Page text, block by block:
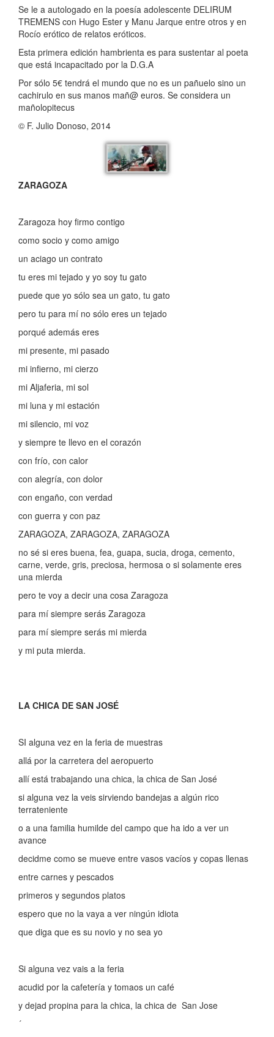
Se le a autologado en la poesía adolescente DELIRUM
TREMENS con Hugo Ester y Manu Jarque entre otros y en
Rocío erótico de relatos eróticos.
Esta primera edición hambrienta es para sustentar al poeta
que está incapacitado por la D.G.A
Por sólo 5€ tendrá el mundo que no es un pañuelo sino un
cachirulo en sus manos mañ@ euros. Se considera un
mañolopitecus
© F. Julio Donoso, 2014
ZARAGOZA
Zaragoza hoy firmo contigo
como socio y como amigo
un aciago un contrato
tu eres mi tejado y yo soy tu gato
puede que yo sólo sea un gato, tu gato
pero tu para mí no sólo eres un tejado
porqué además eres
mi presente, mi pasado
mi infierno, mi cierzo
mi Aljaferia, mi sol
mi luna y mi estación
mi silencio, mi voz
y siempre te llevo en el corazón
con frío, con calor
con alegría, con dolor
con engaño, con verdad
con guerra y con paz
ZARAGOZA, ZARAGOZA, ZARAGOZA
no sé si eres buena, fea, guapa, sucia, droga, cemento,
carne, verde, gris, preciosa, hermosa o si solamente eres
una mierda
pero te voy a decir una cosa Zaragoza
para mí siempre serás Zaragoza
para mí siempre serás mi mierda
y mi puta mierda.
LA CHICA DE SAN JOSÉ
SI alguna vez en la feria de muestras
allá por la carretera del aeropuerto
allí está trabajando una chica, la chica de San José
si alguna vez la veis sirviendo bandejas a algún rico
terrateniente
o a una familia humilde del campo que ha ido a ver un
avance
decidme como se mueve entre vasos vacíos y copas llenas
entre carnes y pescados
primeros y segundos platos
espero que no la vaya a ver ningún idiota
que diga que es su novio y no sea yo
Si alguna vez vais a la feria
acudid por la cafetería y tomaos un café
y dejad propina para la chica, la chica de San Jose
´